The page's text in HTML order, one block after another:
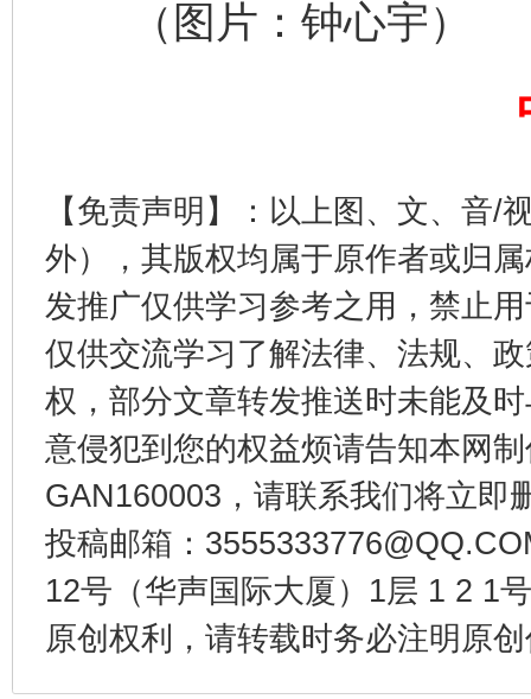
（图片：钟心宇）
【免责声明】：以上图、文、音/
外），其版权均属于原作者或归
发推广仅供学习参考之用，禁止
仅供交流学习了解法律、法规、
权，部分文章转发推送时未能及
意侵犯到您的权益烦请告知本网
GAN160003，请联系我们将立即
投稿邮箱：
12号（华声国际大厦）1层 1 2 1
原创权利，请转载时务必注明原
东山县通报“牛蛙产品抗生素超标问题” 法
千年窑火 生生不息